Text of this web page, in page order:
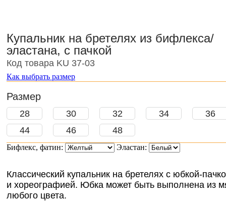
Купальник на бретелях из бифлекса/
эластана, с пачкой
Код товара KU 37-03
Как выбрать размер
Размер
28 30 32 34
36
44
46 48
Бифлекс, фатин: Эластан:
Классический купальник на бретелях с юбкой-
и хореографией. Юбка может быть выполнена из
любого цвета.